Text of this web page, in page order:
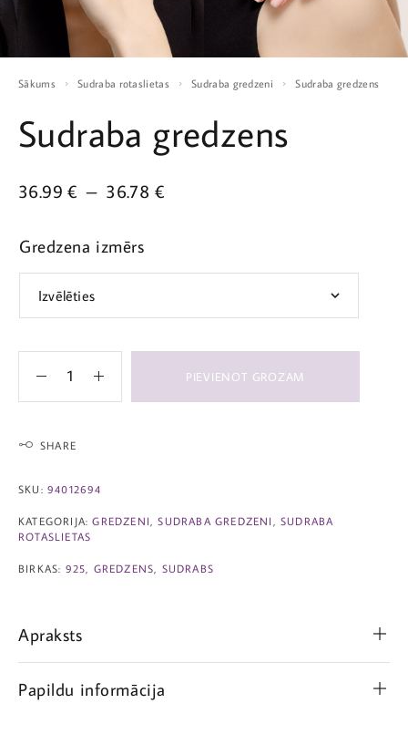
Sākums Sudraba rotaslietas Sudraba gredzeni Sudraba gredzens
Sudraba gredzens
36.78 €
–
36.99€
Gredzena izmērs
PIEVIENOT GROZAM
SHARE
SKU: 94012694
KATEGORIJA:GREDZENI ,SUDRABA GREDZENI ,SUDRABA
ROTASLIETAS
BIRKAS: 925 GREDZENS SUDRABS
Apraksts
Papildu informācija